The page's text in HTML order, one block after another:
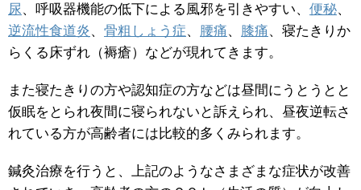
尿 、呼吸器機能の低下による風邪を引きやすい、 便秘、
逆流性食道炎、 骨粗しょう症、 腰痛、 膝痛、寝たきりか
らくる床ずれ（褥瘡）などが現れてきます。
また寝たきりの方や認知症の方などは昼間にうとうとと
仮眠をとられ夜間に寝られないと訴えられ、昼夜逆転さ
れている方が高齢者には比較的多くみられます。
鍼灸治療を行うと、上記のようなさまざまな症状が改善